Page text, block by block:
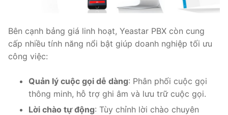
Bên cạnh bảng giá linh hoạt, Yeastar PBX còn cung
cấp nhiều tính năng nổi bật giúp doanh nghiệp tối ưu
công việc:
Quản lý cuộc gọi dễ dàng: Phân phối cuộc gọi
thông minh, hỗ trợ ghi âm và lưu trữ cuộc gọi.
Lời chào tự động: Tùy chỉnh lời chào chuyên